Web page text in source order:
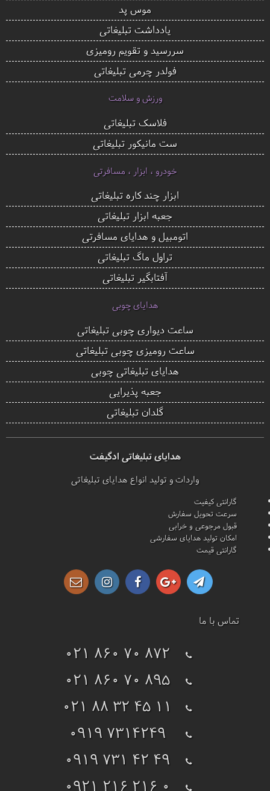
موس پد
یادداشت تبلیغاتی
سررسید و تقویم رومیزی
فولدر چرمی تبلیغاتی
ورزش و سلامت
فلاسک تبلیغاتی
ست مانیکور تبلیغاتی
خودرو ، ابزار ، مسافرتی
ابزار چند کاره تبلیغاتی
جعبه ابزار تبلیغاتی
اتومبیل و هدایای مسافرتی
تراول ماگ تبلیغاتی
آفتابگیر تبلیغاتی
هدایای چوبی
ساعت دیواری چوبی تبلیغاتی
ساعت رومیزی چوبی تبلیغاتی
هدایای تبلیغاتی چوبی
جعبه پذیرایی
گلدان تبلیغاتی
هدایای تبلیغاتی ادگیفت
واردات و تولید انواع هدایای تبلیغاتی
گارانتی کیفیت
سرعت تحویل سفارش
قبول مرجوعی و خرابی
امکان تولید هدایای سفارشی
گارانتی قیمت
تماس با ما
021 860 70 872
021 860 70 895
021 88 32 45 11
0919 7314249
0919 731 42 49
0921 216 216 0